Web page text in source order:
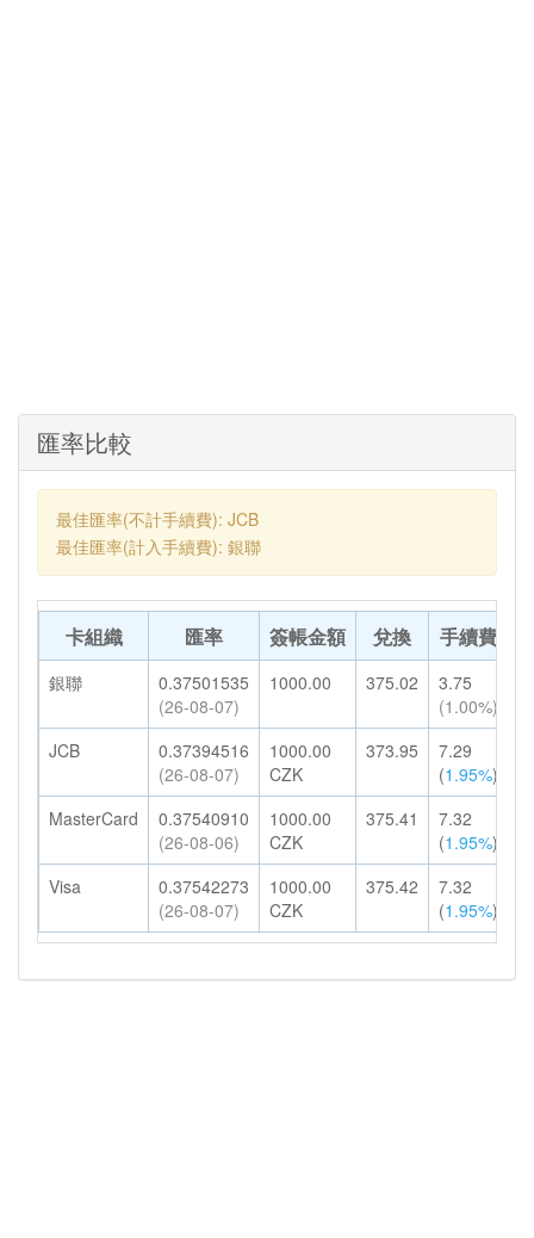
匯率比較
最佳匯率(不計手續費): JCB
最佳匯率(計入手續費): 銀聯
卡組織 匯率 簽帳金額 兌換 手續費
銀聯
0.37501535
(26-08-07)
1000.00 375.02
3.75
(1.00%)
JCB
0.37394516
(26-08-07)
1000.00
CZK
373.95
7.29
(1.95%)
MasterCard
0.37540910
(26-08-06)
1000.00
CZK
375.41
7.32
(1.95%)
Visa
0.37542273
(26-08-07)
1000.00
CZK
375.42
7.32
(1.95%)